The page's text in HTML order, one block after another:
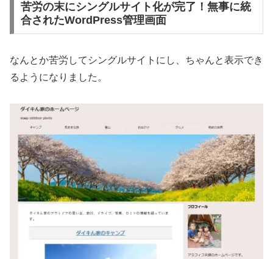
苦労の末にシングルサイト化が完了！無事に統
合されたWordPress管理画面
なんとか苦労してシングルサイトにし、ちゃんと表示でき
るようになりました。